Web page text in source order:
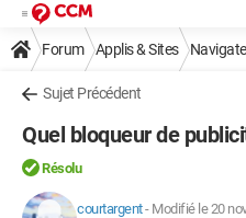
Forum Applis & Sites
Microsoft Edge / Internet Explorer
Sujet Précédent
Quel bloqueur de
Résolu
courtargent- Modifié le 20